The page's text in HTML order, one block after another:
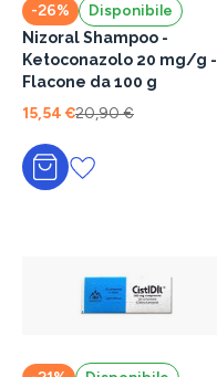
-26% Disponibile
Nizoral Shampoo -
Ketoconazolo 20 mg/g -
Flacone da 100 g
15,54 €20,90 €
Aggiungi al carrello